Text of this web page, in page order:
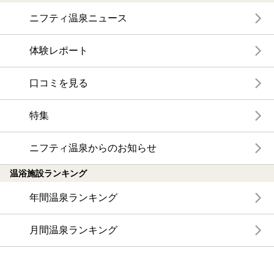
ニフティ温泉ニュース
体験レポート
口コミを見る
特集
ニフティ温泉からのお知らせ
温浴施設ランキング
年間温泉ランキング
月間温泉ランキング